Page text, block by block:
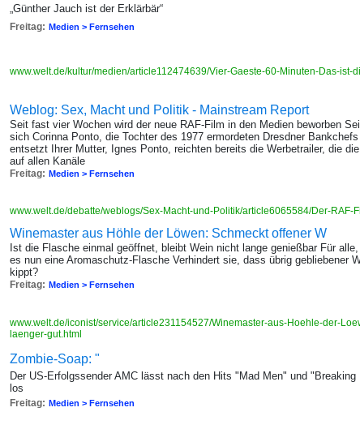
„Günther Jauch ist der Erklärbär“
Freitag: Medien > Fernsehen
www.welt.de/kultur/medien/article112474639/Vier-Gaeste-60-Minuten-Das-ist-
Weblog: Sex, Macht und Politik - Mainstream Report
Seit fast vier Wochen wird der neue RAF-Film in den Medien beworben
sich Corinna Ponto, die Tochter des 1977 ermordeten Dresdner
entsetzt Ihrer Mutter, Ignes Ponto, reichten bereits die Werbetrailer, die
auf allen Kanäle
Freitag: Medien > Fernsehen
www.welt.de/debatte/weblogs/Sex-Macht-und-Politik/article6065584/Der-RAF-
Winemaster aus Höhle der Löwen: Schmeckt offener W
Ist die Flasche einmal geöffnet, bleibt Wein nicht lange genießbar Für
es nun eine Aromaschutz-Flasche Verhindert sie, dass übrig gebliebener
kippt?
Freitag: Medien > Fernsehen
www.welt.de/iconist/service/article231154527/Winemaster-aus-Hoehle-der-
laenger-gut.html
Zombie-Soap: "
Der US-Erfolgssender AMC lässt nach den Hits "Mad Men" und
los
Freitag: Medien > Fernsehen